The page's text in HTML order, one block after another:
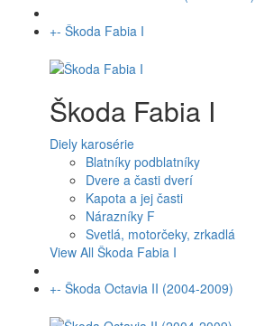
+- Škoda Fabia I
Škoda Fabia I
Diely karosérie
Blatníky podblatníky
Dvere a časti dverí
Kapota a jej časti
Nárazníky F
Svetlá, motorčeky, zrkadlá
View All Škoda Fabia I
+- Škoda Octavia II (2004-2009)